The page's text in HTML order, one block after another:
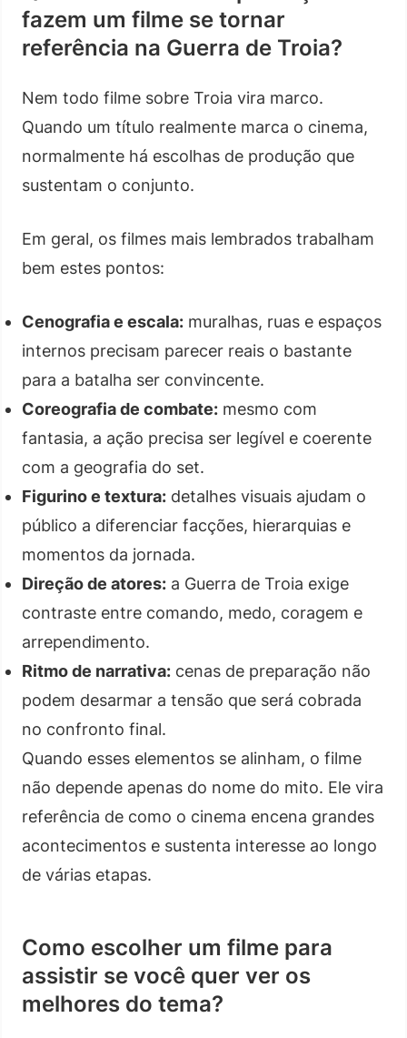
fazem um filme se tornar
referência na Guerra de Troia?
Nem todo filme sobre Troia vira marco.
Quando um título realmente marca o cinema,
normalmente há escolhas de produção que
sustentam o conjunto.
Em geral, os filmes mais lembrados trabalham
bem estes pontos:
Cenografia e escala: muralhas, ruas e espaços
internos precisam parecer reais o bastante
para a batalha ser convincente.
Coreografia de combate: mesmo com
fantasia, a ação precisa ser legível e coerente
com a geografia do set.
Figurino e textura: detalhes visuais ajudam o
público a diferenciar facções, hierarquias e
momentos da jornada.
Direção de atores: a Guerra de Troia exige
contraste entre comando, medo, coragem e
arrependimento.
Ritmo de narrativa: cenas de preparação não
podem desarmar a tensão que será cobrada
no confronto final.
Quando esses elementos se alinham, o filme
não depende apenas do nome do mito. Ele vira
referência de como o cinema encena grandes
acontecimentos e sustenta interesse ao longo
de várias etapas.
Como escolher um filme para
assistir se você quer ver os
melhores do tema?